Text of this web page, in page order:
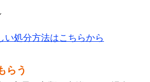
い処分方法はこちらから
らう